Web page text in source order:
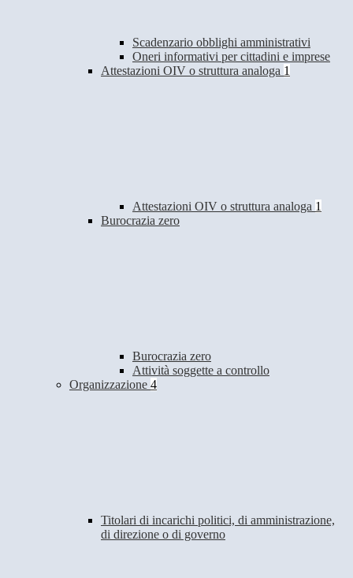
Scadenzario obblighi amministrativi
Oneri informativi per cittadini e imprese
Attestazioni OIV o struttura analoga 1
Attestazioni OIV o struttura analoga 1
Burocrazia zero
Burocrazia zero
Attività soggette a controllo
Organizzazione 4
Titolari di incarichi politici, di amministrazione,
di direzione o di governo